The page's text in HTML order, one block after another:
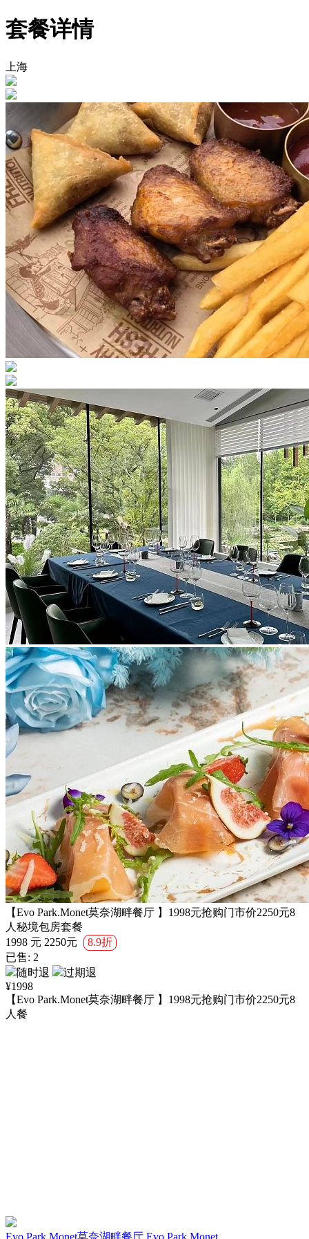
套餐详情
上海
【Evo Park.Monet莫奈湖畔餐厅 】1998元抢购门市价2250元8
人秘境包房套餐
1998 元 2250元
8.9折
已售: 2
随时退
过期退
¥1998
【Evo Park.Monet莫奈湖畔餐厅 】1998元抢购门市价2250元8
人餐
Evo Park.Monet莫奈湖畔餐厅 Evo Park Monet